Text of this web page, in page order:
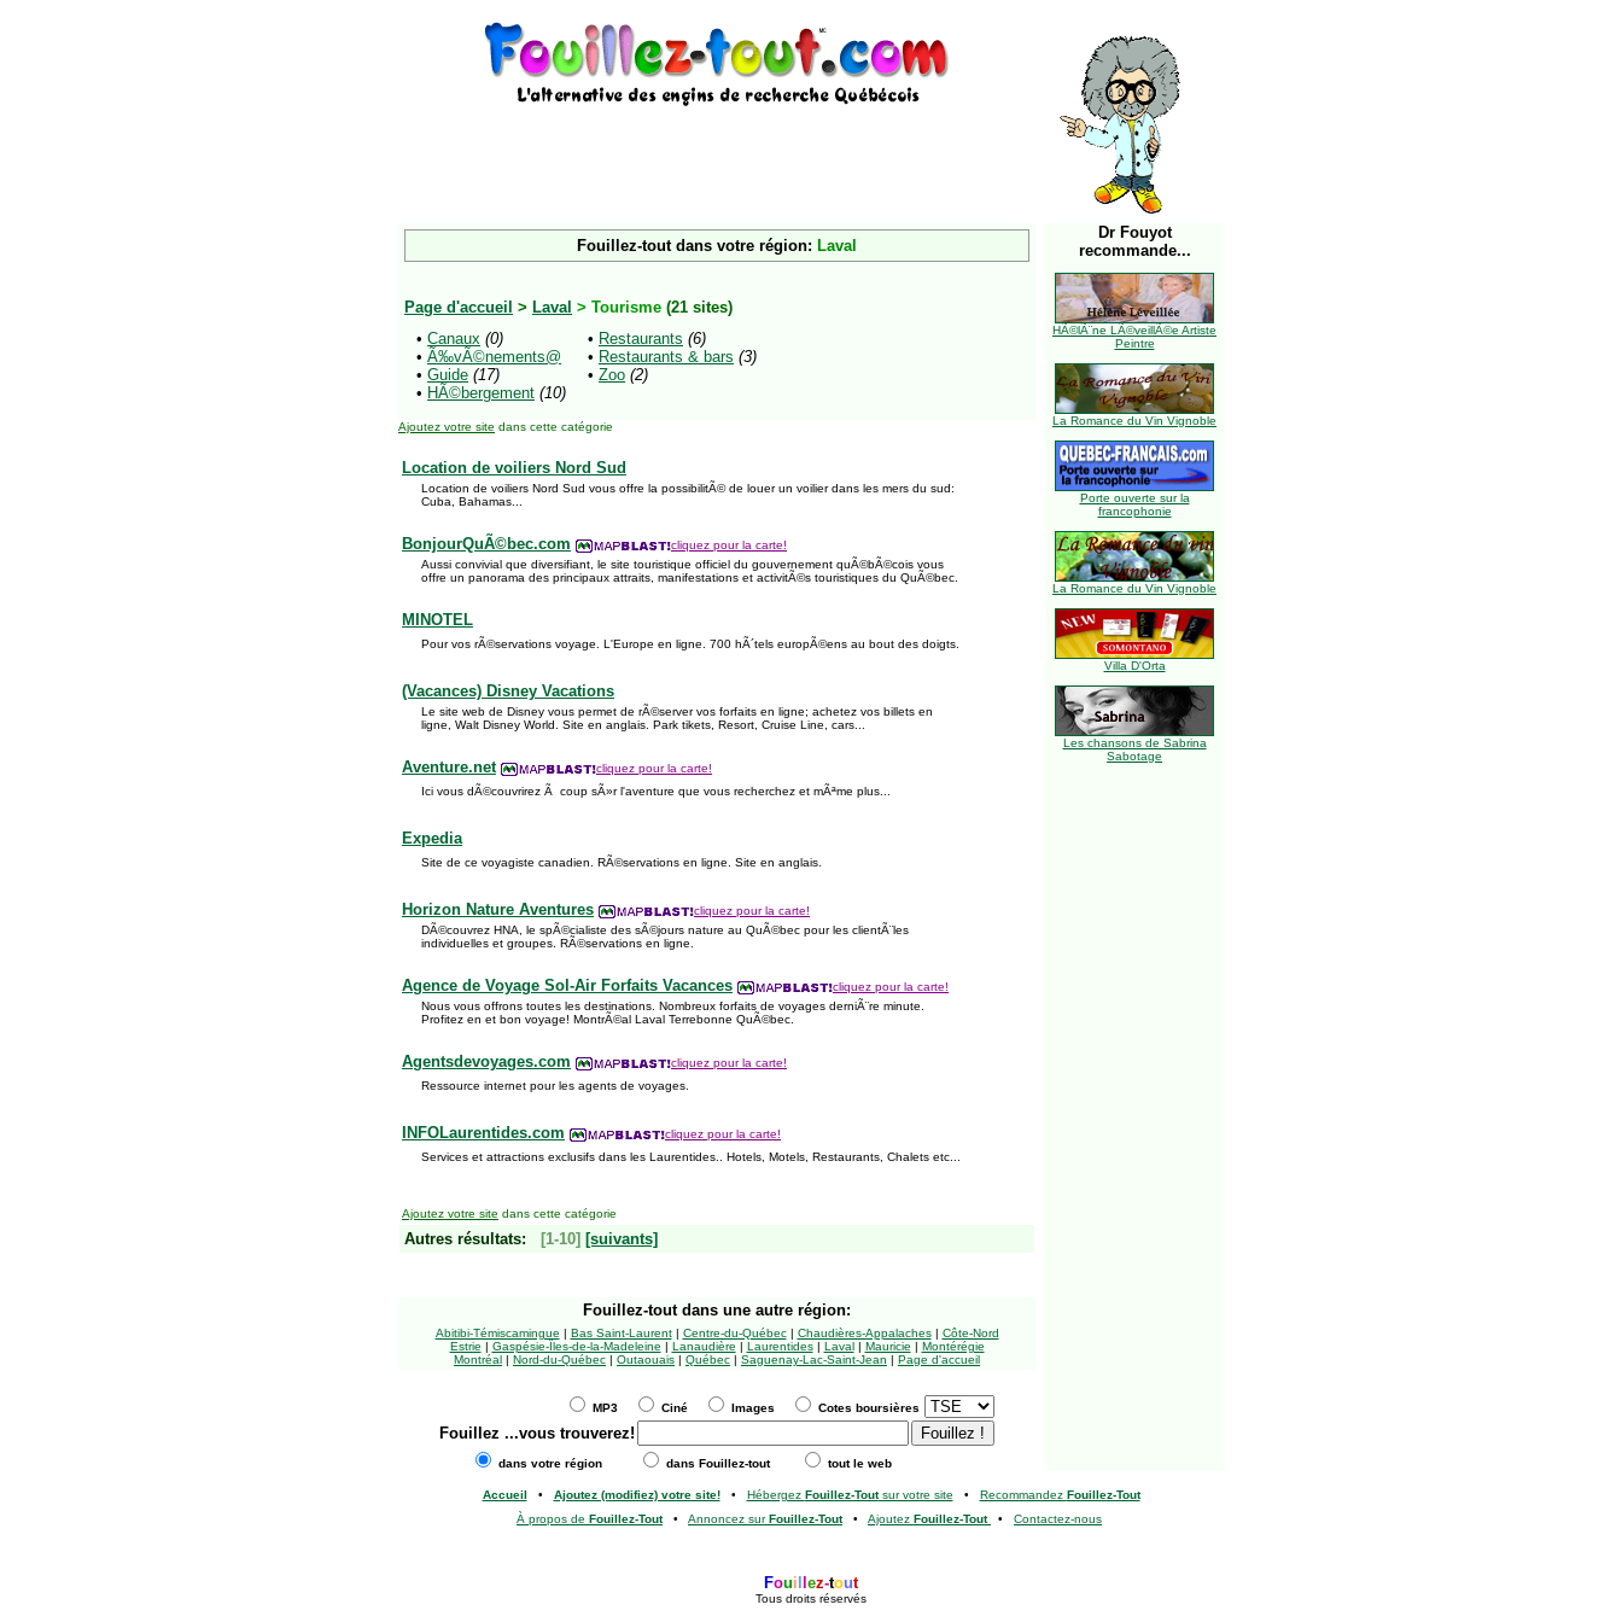
Fouillez-tout dans votre région: Laval
Page d'accueil > Laval > Tourisme (21 sites)
• Canaux (0)
• Ã‰vÃ©nements@
• Guide (17)
• HÃ©bergement (10)
• Restaurants (6)
• Restaurants & bars (3)
• Zoo (2)
Ajoutez votre site dans cette catégorie
Location de voiliers Nord Sud
Location de voiliers Nord Sud vous offre la possibilitÃ© de louer un voilier dans les mers du sud:
Cuba, Bahamas...
BonjourQuÃ©bec.com
cliquez pour la carte!
Aussi convivial que diversifiant, le site touristique officiel du gouvernement quÃ©bÃ©cois vous
offre un panorama des principaux attraits, manifestations et activitÃ©s touristiques du QuÃ©bec.
MINOTEL
Pour vos rÃ©servations voyage. L'Europe en ligne. 700 hÃ´tels europÃ©ens au bout des doigts.
(Vacances) Disney Vacations
Le site web de Disney vous permet de rÃ©server vos forfaits en ligne; achetez vos billets en
ligne, Walt Disney World. Site en anglais. Park tikets, Resort, Cruise Line, cars...
Aventure.net
cliquez pour la carte!
Ici vous dÃ©couvrirez Ã coup sÃ»r l'aventure que vous recherchez et mÃªme plus...
Expedia
Site de ce voyagiste canadien. RÃ©servations en ligne. Site en anglais.
Horizon Nature Aventures
cliquez pour la carte!
DÃ©couvrez HNA, le spÃ©cialiste des sÃ©jours nature au QuÃ©bec pour les clientÃ¨les
individuelles et groupes. RÃ©servations en ligne.
Agence de Voyage Sol-Air Forfaits Vacances
cliquez pour la carte!
Nous vous offrons toutes les destinations. Nombreux forfaits de voyages derniÃ¨re minute.
Profitez en et bon voyage! MontrÃ©al Laval Terrebonne QuÃ©bec.
Agentsdevoyages.com
cliquez pour la carte!
Ressource internet pour les agents de voyages.
INFOLaurentides.com
cliquez pour la carte!
Services et attractions exclusifs dans les Laurentides.. Hotels, Motels, Restaurants, Chalets etc...
Dr Fouyot
recommande...
HÃ©lÃ¨ne LÃ©veillÃ©e Artiste
Peintre
La Romance du Vin Vignoble
Porte ouverte sur la
francophonie
La Romance du Vin Vignoble
Villa D'Orta
Les chansons de Sabrina
Sabotage
Ajoutez votre site dans cette catégorie
Autres résultats: [1-10] [suivants]
Fouillez-tout dans une autre région:
Abitibi-Témiscamingue | Bas Saint-Laurent| Centre-du-Québec| Chaudières-Appalaches| Côte-Nord
Estrie | Gaspésie-Îles-de-la-Madeleine | Lanaudière | Laurentides| Laval| Mauricie | Montérégie
Montréal | Nord-du-Québec | Outaouais | Québec | Saguenay-Lac-Saint-Jean | Page d'accueil
MP3 Ciné Images Cotes boursières
Fouillez ...vous trouverez!
dans votre région dans Fouillez-tout tout le web
Accueil • Ajoutez (modifiez) votre site!• Hébergez Fouillez-Toutsur votre site • Recommandez Fouillez-Tout
À propos de Fouillez-Tout• Annoncez surFouillez-Tout• Ajoutez Fouillez-Tout • Contactez-nous
Foui ez-tout
Tous droits réservés